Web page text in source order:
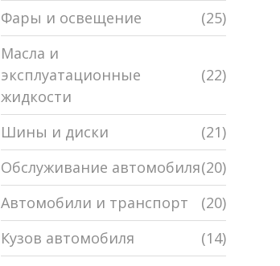
Фары и освещение
(25)
Масла и
эксплуатационные
жидкости
(22)
Шины и диски
(21)
Обслуживание автомобиля(20)
Автомобили и транспорт
(20)
Кузов автомобиля
(14)